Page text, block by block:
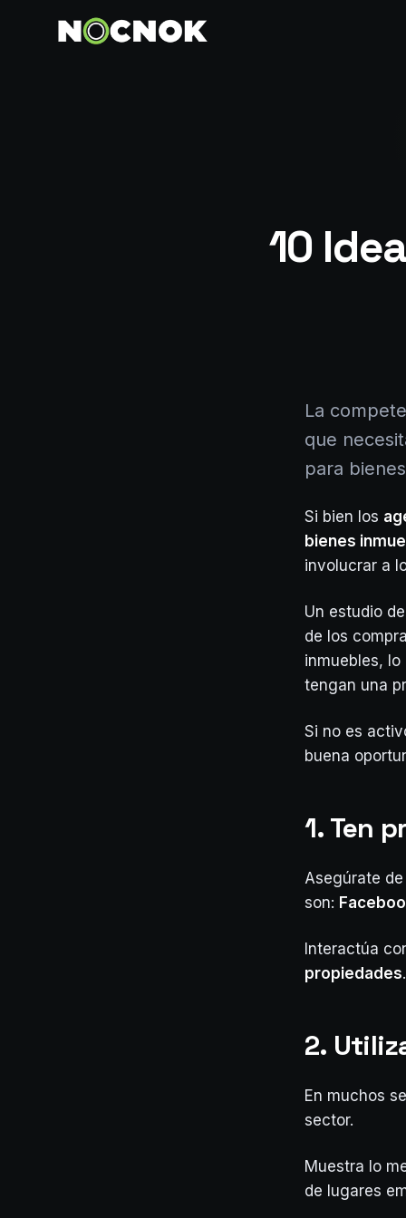
10
La
que
para
Si bien los
bienes
involucrar a
Un estudio
de los
inmuebles,
tengan una
Si no es
buena
1. Ten
Asegúrate
son:
Interactúa
propiedades.
2.
En muchos
sector.
Muestra lo
de lugares